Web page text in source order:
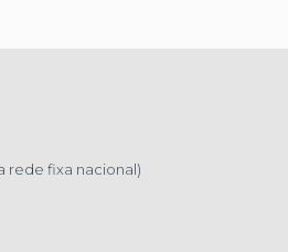
rede fixa nacional)